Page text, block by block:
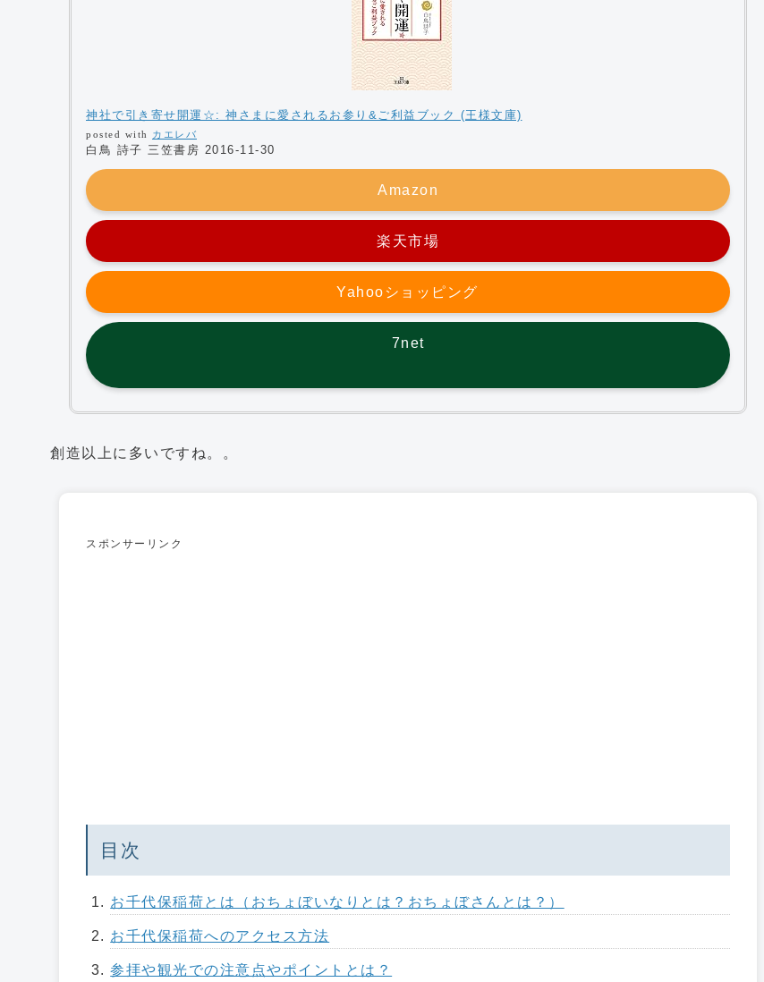
神社で引き寄せ開運☆: 神さまに愛されるお参り&ご利益ブック (王様文庫)
posted with カエレバ
白鳥 詩子 三笠書房 2016-11-30
Amazon
楽天市場
Yahooショッピング
7net
創造以上に多いですね。。
スポンサーリンク
目次
お千代保稲荷とは（おちょぼいなりとは？おちょぼさんとは？）
お千代保稲荷へのアクセス方法
参拝や観光での注意点やポイントとは？